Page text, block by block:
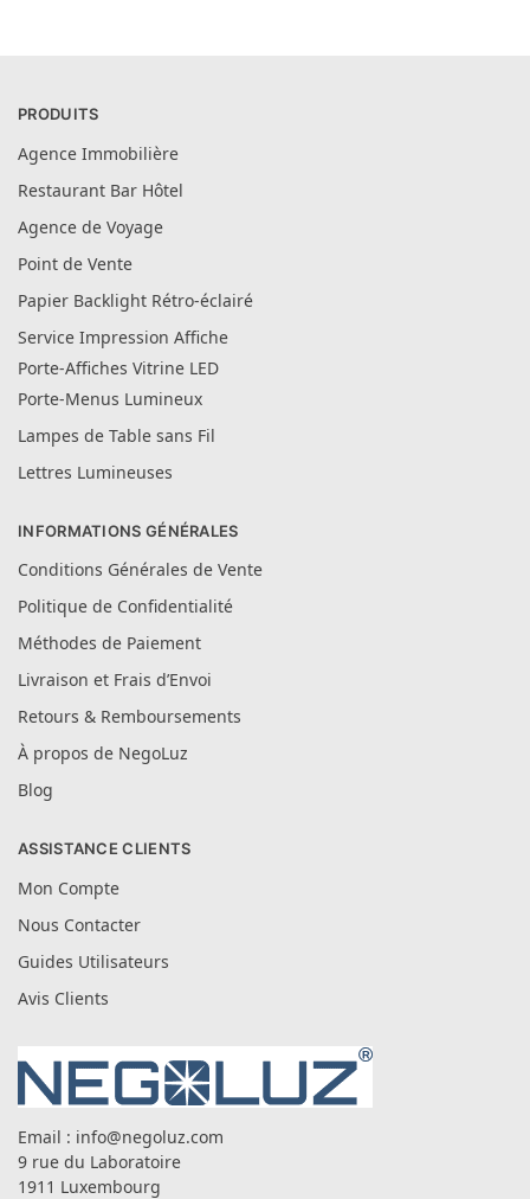
PRODUITS
Agence Immobilière
Restaurant Bar Hôtel
Agence de Voyage
Point de Vente
Papier Backlight Rétro-éclairé
Service Impression Affiche
Porte-Affiches Vitrine LED
Porte-Menus Lumineux
Lampes de Table sans Fil
Lettres Lumineuses
INFORMATIONS GÉNÉRALES
Conditions Générales de Vente
Politique de Confidentialité
Méthodes de Paiement
Livraison et Frais d’Envoi
Retours & Remboursements
À propos de NegoLuz
Blog
ASSISTANCE CLIENTS
Mon Compte
Nous Contacter
Guides Utilisateurs
Avis Clients
Email : info@negoluz.com
9 rue du Laboratoire
1911 Luxembourg